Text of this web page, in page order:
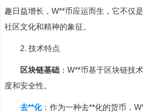
趣日益增长，W**币应运而生，它不仅
社区文化和精神的象征。
2. 技术特点
区块链基础：W**币基于区块链技
度和安全性。
去**化：作为一种去**化的货币，